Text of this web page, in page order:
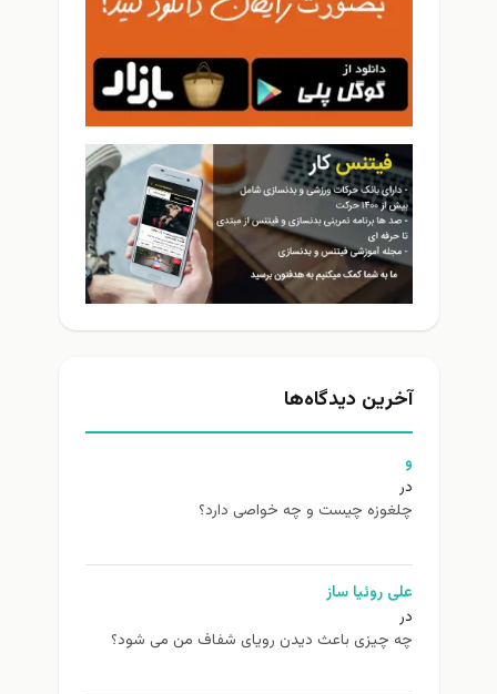
آخرین دیدگاه‌ها
و
در
چلغوزه چیست و چه خواصی دارد؟
علی روئیا ساز
در
چه چیزی باعث دیدن رویای شفاف من می شود؟